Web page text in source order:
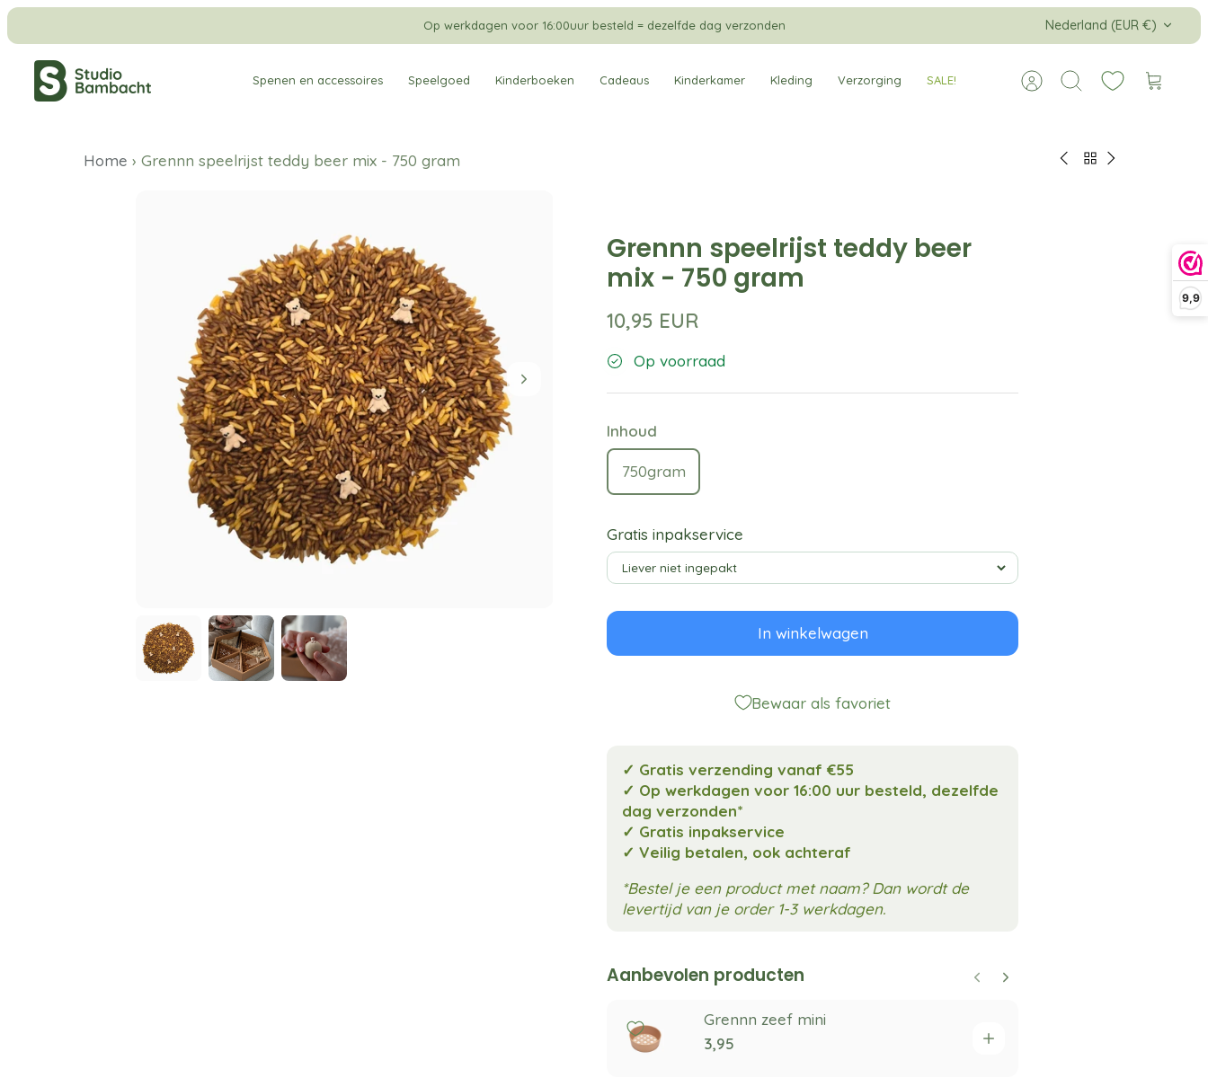
9,9
Meteen
naar
content
Op werkdagen voor 16:00uur besteld = dezelfde dag verzonden Valuta
Nederland (EUR €)
Spenen en accessoires Speelgoed Kinderboeken Cadeaus Kinderkamer Kleding Verzorging SALE!
AccountZoeken
Home› Grennn speelrijst teddy beer mix - 750 gram
Grennn speelrijst teddy beer
mix - 750 gram
10,95 EUR
Op voorraad
Inhoud
750gram
Gratis inpakservice
In winkelwagen
Bewaar als favoriet
✓ Gratis verzending vanaf €55
✓ Op werkdagen voor 16:00 uur besteld, dezelfde
dag verzonden*
✓ Gratis inpakservice
✓ Veilig betalen, ook achteraf
*Bestel je een product met naam? Dan wordt de
levertijd van je order 1-3 werkdagen.
Aanbevolen producten
Grennn zeef mini
3,95